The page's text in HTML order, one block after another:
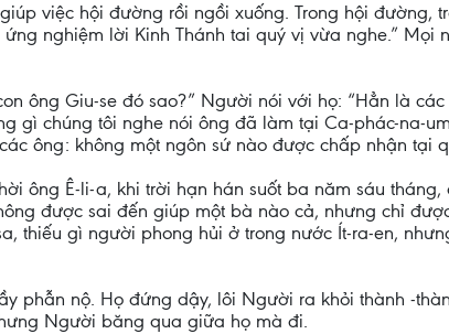
việc hội đường rồi ngồi xuống. Trong hội đường,
nghiệm lời Kinh Thánh tai quý vị vừa nghe.” Mọi
ông Giu-se đó sao?” Người nói với họ: “Hẳn là
gì chúng tôi nghe nói ông đã làm tại Ca-phác-na-
ông: không một ngôn sứ nào được chấp nhận tại
ông Ê-li-a, khi trời hạn hán suốt ba năm sáu
được sai đến giúp một bà nào cả, nhưng chỉ
thiếu gì người phong hủi ở trong nước Ít-ra-en,
phẫn nộ. Họ đứng dậy, lôi Người ra khỏi thành -
Người băng qua giữa họ mà đi.